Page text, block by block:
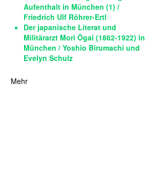
Aufenthalt in München (1) /
Friedrich Ulf Röhrer-Ertl
Der japanische Literat und
Militärarzt Mori Ōgai (1862-1922) in
München / Yoshio Birumachi und
Evelyn Schulz
Mehr